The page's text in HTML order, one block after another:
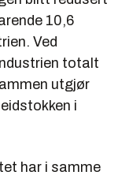
10,6
Ved
totalt
utgjør
i
har i samme